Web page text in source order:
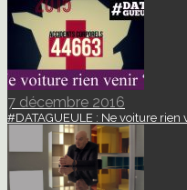
7 décembre 2016
#DATAGUEULE : Ne voiture rien